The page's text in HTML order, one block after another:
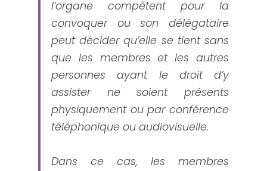
l’organe compétent pour la
convoquer ou son délégataire
peut décider qu’elle se tient sans
que les membres et les autres
personnes ayant le droit d’y
assister ne soient présents
physiquement ou par conférence
téléphonique ou audiovisuelle.
Dans ce cas, les membres